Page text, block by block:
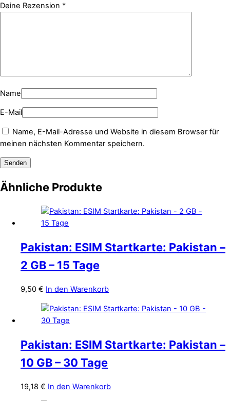
Deine Rezension *
Name
E-Mail
Name, E-Mail-Adresse und Website in diesem Browser für
meinen nächsten Kommentar speichern.
Ähnliche Produkte
Pakistan: ESIM Startkarte: Pakistan –
2 GB – 15 Tage
9,50 € In den Warenkorb
Pakistan: ESIM Startkarte: Pakistan –
10 GB – 30 Tage
19,18 € In den Warenkorb